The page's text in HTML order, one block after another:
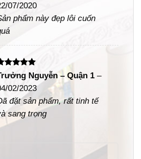
07/2020
phẩm này đẹp lôi cuốn
xếp
5
Nguyễn – Quận 1–
02/2023
đặt sản phẩm, rất tinh tế
sang trọng